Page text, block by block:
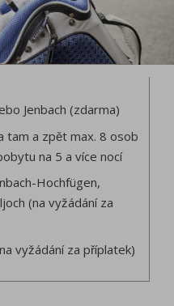
Jenbach (zdarma)
a zpět max. 8 osob
na 5 a více nocí
Hochfügen,
(na vyžádání za
vyžádání za příplatek)